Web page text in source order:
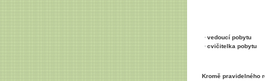
·vedoucí pobytu
·cvičitelka pobytu
Kromě pravidelného